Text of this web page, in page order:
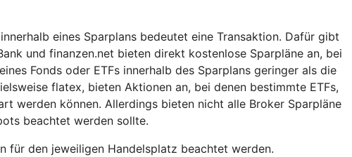
eines Sparplans bedeutet eine Transaktion. Dafür gibt
und finanzen.net bieten direkt kostenlose Sparpläne an, bei
Fonds oder ETFs innerhalb des Sparplans geringer als die
flatex, bieten Aktionen an, bei denen bestimmte ETFs,
werden können. Allerdings bieten nicht alle Broker Sparpläne
beachtet werden sollte.
für den jeweiligen Handelsplatz beachtet werden.